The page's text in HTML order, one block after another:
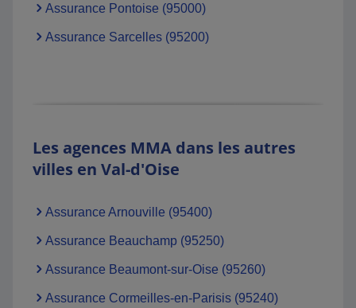
Assurance Pontoise (95000)
Assurance Sarcelles (95200)
Les agences MMA dans les autres
villes en Val-d'Oise
Assurance Arnouville (95400)
Assurance Beauchamp (95250)
Assurance Beaumont-sur-Oise (95260)
Assurance Cormeilles-en-Parisis (95240)